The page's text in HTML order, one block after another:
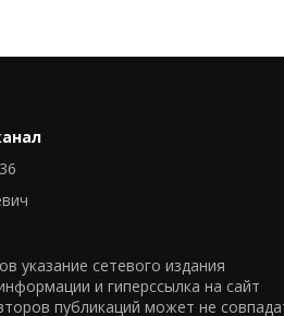
указание сетевого издания
и гиперссылка на сайт
публикаций может не